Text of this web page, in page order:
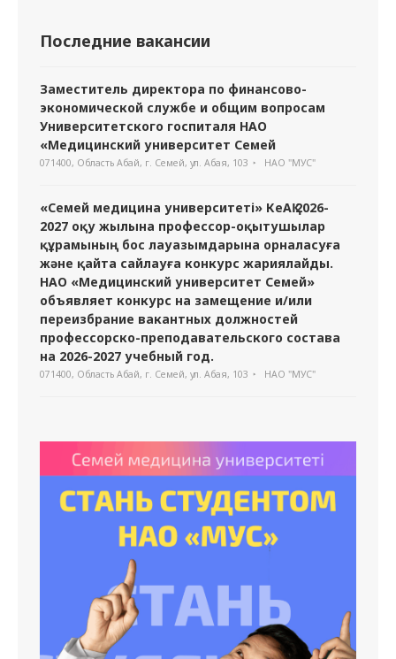
Последние вакансии
Заместитель директора по финансово-
экономической службе и общим вопросам
Университетского госпиталя НАО
«Медицинский университет Семей
071400, Область Абай, г. Семей, ул. Абая, 103 НАО "МУС"
«Семей медицина университеті» КеАҚ 2026-
2027 оқу жылына профессор-оқытушылар
құрамының бос лауазымдарына орналасуға
және қайта сайлауға конкурс жариялайды.
НАО «Медицинский университет Семей»
объявляет конкурс на замещение и/или
переизбрание вакантных должностей
профессорско-преподавательского состава
на 2026-2027 учебный год.
071400, Область Абай, г. Семей, ул. Абая, 103 НАО "МУС"